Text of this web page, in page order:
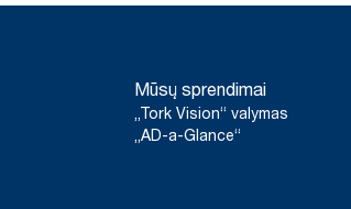
Mūsų sprendimai
„Tork Vision“ valymas
„AD-a-Glance“